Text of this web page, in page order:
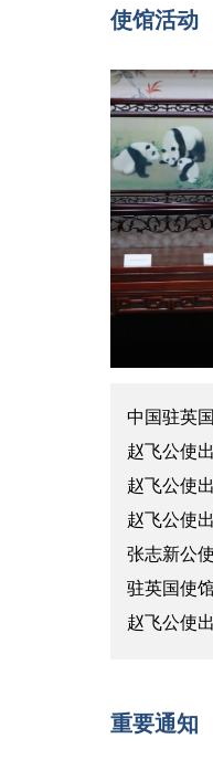
使馆活动
中国驻英
赵飞公使
赵飞公使
赵飞公使
张志新公
驻英国使
赵飞公使
重要通知